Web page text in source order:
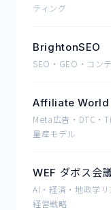
ティング
BrightonSEO
SEO・GEO・コン
Affiliate World
Meta広告・DTC・
量産モデル
WEF ダボス会
AI・経済・地政学
経営戦略